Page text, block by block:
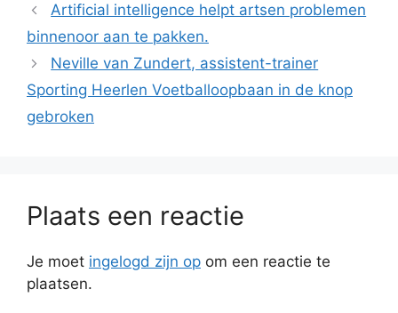
Artificial intelligence helpt artsen problemen
binnenoor aan te pakken.
Neville van Zundert, assistent-trainer
Sporting Heerlen Voetballoopbaan in de knop
gebroken
Plaats een reactie
Je moet ingelogd zijn op om een reactie te
plaatsen.